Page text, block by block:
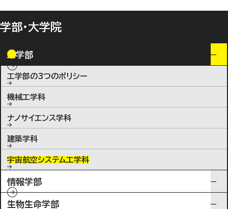
学部・大学院
工学部
工学部の3つのポリシー
機械工学科
ナノサイエンス学科
建築学科
宇宙航空システム工学科
情報学部
生物生命学部